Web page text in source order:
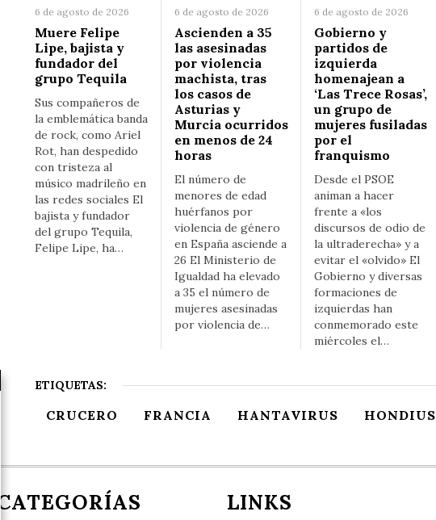
6 de agosto de 2026
Muere Felipe
Lipe, bajista y
fundador del
grupo Tequila
Sus compañeros de
la emblemática banda
de rock, como Ariel
Rot, han despedido
con tristeza al
músico madrileño en
las redes sociales El
bajista y fundador
del grupo Tequila,
Felipe Lipe, ha…
6 de agosto de 2026
Ascienden a 35
las asesinadas
por violencia
machista, tras
los casos de
Asturias y
Murcia ocurridos
en menos de 24
horas
El número de
menores de edad
huérfanos por
violencia de género
en España asciende a
26 El Ministerio de
Igualdad ha elevado
a 35 el número de
mujeres asesinadas
por violencia de…
6 de agosto de 2026
Gobierno y
partidos de
izquierda
homenajean a
‘Las Trece Rosas’,
un grupo de
mujeres fusiladas
por el
franquismo
Desde el PSOE
animan a hacer
frente a «los
discursos de odio de
la ultraderecha» y a
evitar el «olvido» El
Gobierno y diversas
formaciones de
izquierdas han
conmemorado este
miércoles el…
ETIQUETAS:
CRUCERO FRANCIA HANTAVIRUS HONDIUS
CATEGORÍAS LINKS